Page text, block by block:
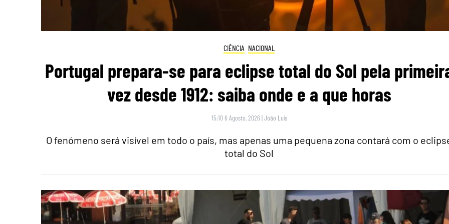
CIÊNCIA NACIONAL
Portugal prepara-se para eclipse total do Sol pela
vez desde 1912: saiba onde e a que horas
15:10 6 Agosto, 2026 |João Luís
O fenómeno será visível em todo o país, mas apenas uma pequena zona contará com o
total do Sol